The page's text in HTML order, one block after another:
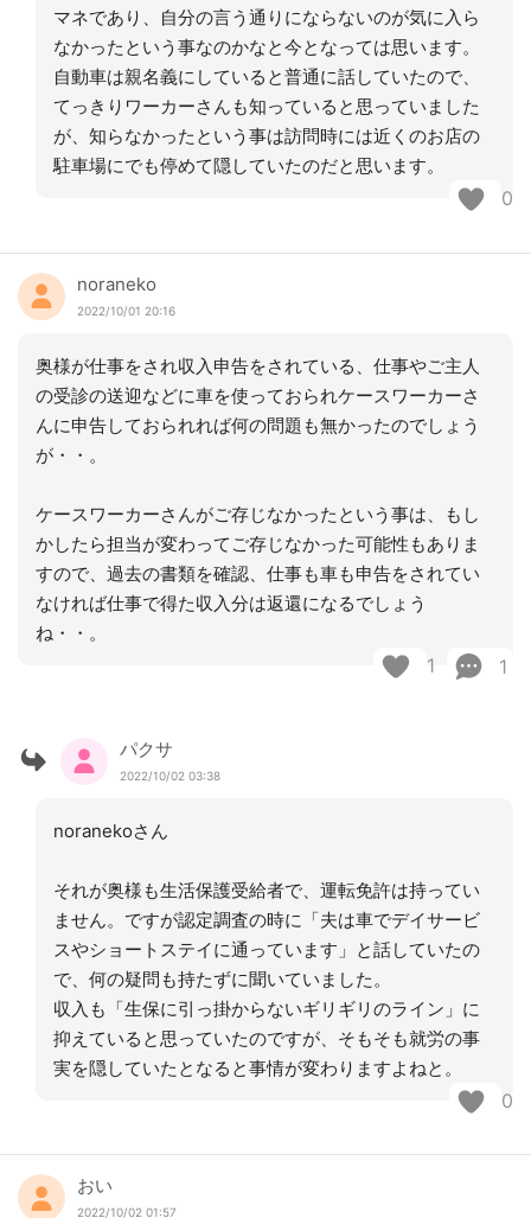
マネであり、自分の言う通りにならないのが気に入ら
なかったという事なのかなと今となっては思います。
自動車は親名義にしていると普通に話していたので、
てっきりワーカーさんも知っていると思っていました
が、知らなかったという事は訪問時には近くのお店の
駐車場にでも停めて隠していたのだと思います。
0
noraneko
2022/10/01 20:16
奥様が仕事をされ収入申告をされている、仕事やご主人
の受診の送迎などに車を使っておられケースワーカーさ
んに申告しておられれば何の問題も無かったのでしょう
が・・。
ケースワーカーさんがご存じなかったという事は、もし
かしたら担当が変わってご存じなかった可能性もありま
すので、過去の書類を確認、仕事も車も申告をされてい
なければ仕事で得た収入分は返還になるでしょう
ね・・。
1 1
パクサ
2022/10/02 03:38
noranekoさん
それが奥様も生活保護受給者で、運転免許は持ってい
ません。ですが認定調査の時に「夫は車でデイサービ
スやショートステイに通っています」と話していたの
で、何の疑問も持たずに聞いていました。
収入も「生保に引っ掛からないギリギリのライン」に
抑えていると思っていたのですが、そもそも就労の事
実を隠していたとなると事情が変わりますよねと。
0
おい
2022/10/02 01:57